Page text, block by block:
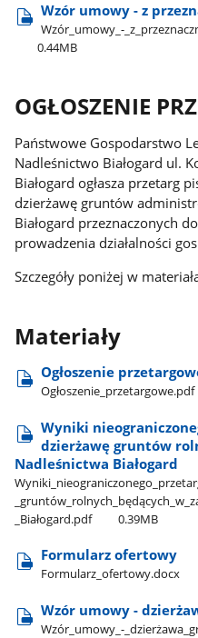
Wzór umowy - z
Wzór​_umowy​_-​
0.44MB
OGŁOSZENIE
Państwowe Gospodarstwo
Nadleśnictwo Białogard ul.
Białogard ogłasza przetarg
dzierżawę gruntów
Białogard przeznaczonych
prowadzenia działalności
Szczegóły poniżej w
Materiały
Ogłoszenie
Ogłoszenie​_przetargowe.pdf
Wyniki
dzierżawę gruntów
Nadleśnictwa Białogard
_Białogard.pdf
0.39MB
Formularz ofertowy
Formularz​_ofertowy.docx
Wzór umowy -
Wzór​_umowy​_-​